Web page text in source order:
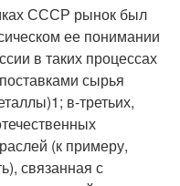
СССР рынок был
ее понимании
в таких процессах
сырья
1; в-третьих,
(к примеру,
связанная с